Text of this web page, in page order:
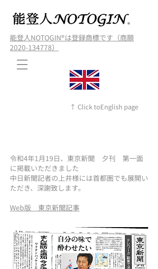
能登人NOTOGIN®️は登録商標です（商願
2020-134778）
↑ Click toEnglish page
令和4年1月19日、東京新聞 夕刊 第一面
に掲載いただきました
中日新聞記者の上井様には首都圏でも展開い
ただき、深謝致します。​
Web版 東京新聞記事